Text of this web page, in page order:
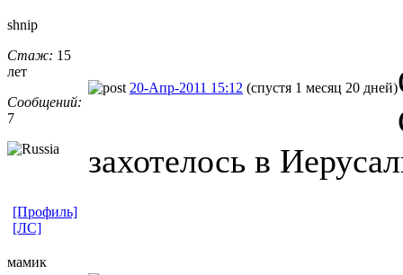
shnip
Стаж: 15
лет
Сообщений:
7
20-Апр-2011 15:12 (спустя 1 месяц 20 дней)
захотелось в
[Профиль]
[ЛС]
мамик